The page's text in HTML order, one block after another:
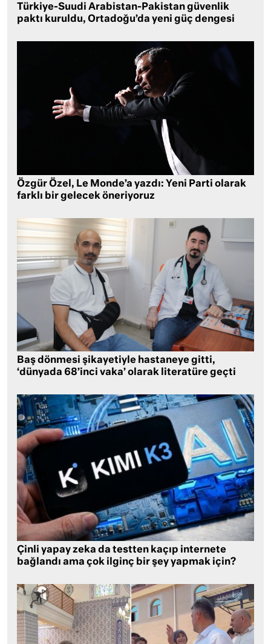
Türkiye-Suudi Arabistan-Pakistan güvenlik
paktı kuruldu, Ortadoğu’da yeni güç dengesi
Özgür Özel, Le Monde’a yazdı: Yeni Parti olarak
farklı bir gelecek öneriyoruz
Baş dönmesi şikayetiyle hastaneye gitti,
‘dünyada 68’inci vaka’ olarak literatüre geçti
Çinli yapay zeka da testten kaçıp internete
bağlandı ama çok ilginç bir şey yapmak için?